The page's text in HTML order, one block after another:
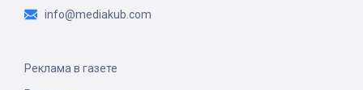
info@mediakub.com
Реклама в газете